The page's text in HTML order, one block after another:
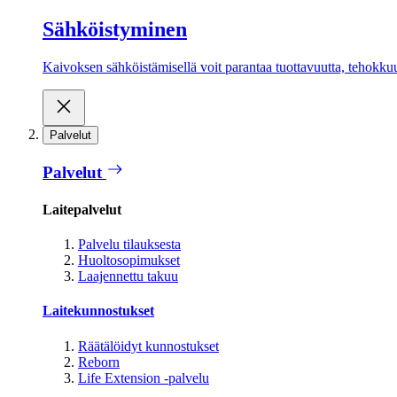
Sähköistyminen
Kaivoksen sähköistämisellä voit parantaa tuottavuutta,
Palvelut
Palvelut
Laitepalvelut
Palvelu tilauksesta
Huoltosopimukset
Laajennettu takuu
Laitekunnostukset
Räätälöidyt kunnostukset
Reborn
Life Extension -palvelu